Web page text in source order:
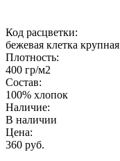
Код расцветки:
бежевая клетка крупная
Плотность:
400 гр/м2
Состав:
100% хлопок
Наличие:
В наличии
Цена:
360 руб.